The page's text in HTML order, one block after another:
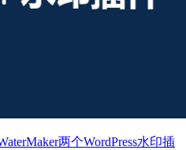
两个WordPress水印插